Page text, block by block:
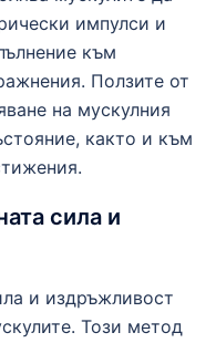
импулси и
към
Ползите от
на мускулния
както и към
сила и
и издръжливост
Този метод